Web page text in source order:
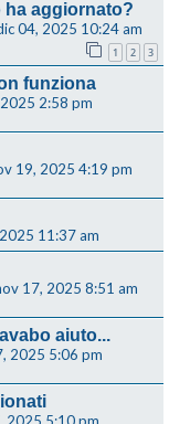
ha aggiornato?
04, 2025 10:24 am
1 2 3
funziona
2:58 pm
19, 2025 4:19 pm
11:37 am
17, 2025 8:51 am
aiuto...
2025 5:06 pm